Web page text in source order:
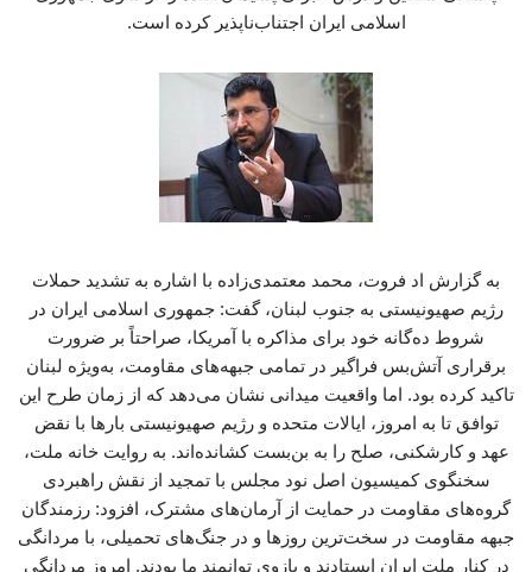
اسلامی ایران اجتناب‌ناپذیر کرده است.
به گزارش اد فروت، محمد معتمدی‌زاده با اشاره به تشدید حملات
رژیم صهیونیستی به جنوب لبنان، گفت: جمهوری اسلامی ایران در
شروط ده‌گانه خود برای مذاکره با آمریکا، صراحتاً بر ضرورت
برقراری آتش‌بس فراگیر در تمامی جبهه‌های مقاومت، به‌ویژه لبنان
تاکید کرده بود. اما واقعیت میدانی نشان می‌دهد که از زمان طرح این
توافق تا به امروز، ایالات متحده و رژیم صهیونیستی بارها با نقض
عهد و کارشکنی، صلح را به بن‌بست کشانده‌اند. به روایت خانه ملت،
سخنگوی کمیسیون اصل نود مجلس با تمجید از نقش راهبردی
گروه‌های مقاومت در حمایت از آرمان‌های مشترک، افزود: رزمندگان
جبهه مقاومت در سخت‌ترین روزها و در جنگ‌های تحمیلی، با مردانگی
در کنار ملت ایران ایستادند و بازوی توانمند ما بودند. امروز مردانگی